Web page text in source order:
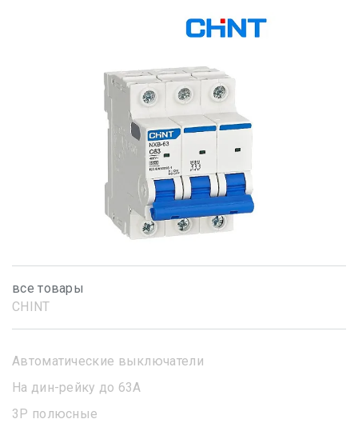
все товары
CHINT
Автоматические выключатели
На дин-рейку до 63А
3Р полюсные